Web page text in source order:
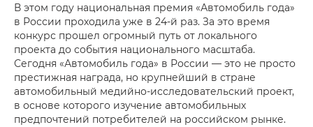
В этом году национальная премия «Автомобиль года»
в России проходила уже в 24-й раз. За это время
конкурс прошел огромный путь от локального
проекта до события национального масштаба.
Сегодня «Автомобиль года» в России — это не просто
престижная награда, но крупнейший в стране
автомобильный медийно-исследовательский проект,
в основе которого изучение автомобильных
предпочтений потребителей на российском рынке.